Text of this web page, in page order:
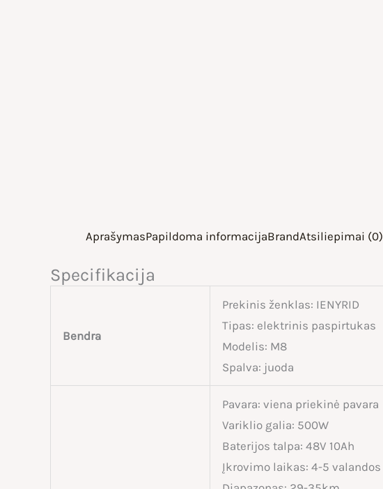
AprašymasPapildoma informacijaBrandAtsiliepimai (0)
Specifikacija
Bendra
Prekinis ženklas: IENYRID
Tipas: elektrinis paspirtukas
Modelis: M8
Spalva: juoda
Pavara: viena priekinė pavara
Variklio galia: 500W
Baterijos talpa: 48V 10Ah
Įkrovimo laikas: 4-5 valandos